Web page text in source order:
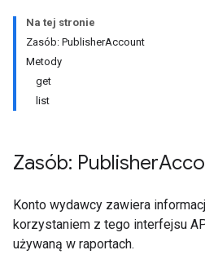
Na tej stronie
Zasób: PublisherAccount
Metody
get
list
Zasób: Publisher
Konto wydawcy zawiera
korzystaniem z tego interfejsu
używaną w raportach.